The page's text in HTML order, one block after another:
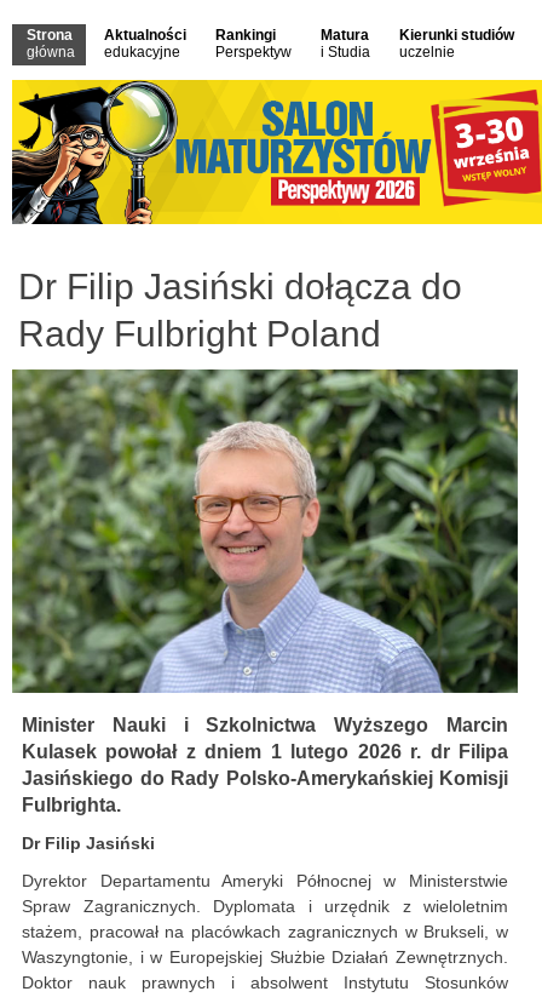
Strona
główna
Aktualności
edukacyjne
Rankingi
Perspektyw
Matura
i Studia
Kierunki studiów
uczelnie
Dr Filip Jasiński dołącza do
Rady Fulbright Poland
Minister Nauki i Szkolnictwa Wyższego Marcin
Kulasek powołał z dniem 1 lutego 2026 r. dr Filipa
Jasińskiego do Rady Polsko-Amerykańskiej Komisji
Fulbrighta.
Dr Filip Jasiński
Dyrektor Departamentu Ameryki Północnej w Ministerstwie
Spraw Zagranicznych. Dyplomata i urzędnik z wieloletnim
stażem, pracował na placówkach zagranicznych w Brukseli, w
Waszyngtonie, i w Europejskiej Służbie Działań Zewnętrznych.
Doktor nauk prawnych i absolwent Instytutu Stosunków